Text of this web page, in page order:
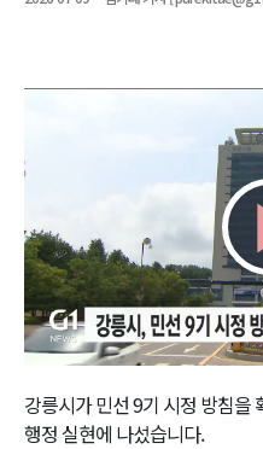
강릉시가 민선 9기 시정 방침을
행정 실현에 나섰습니다.